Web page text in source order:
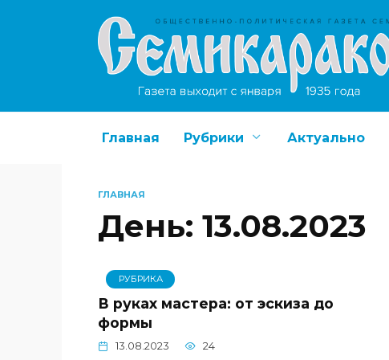
Главная Рубрики Актуально
ГЛАВНАЯ
День: 13.08.2023
РУБРИКА
В руках мастера: от эскиза до
формы
13.08.2023 24